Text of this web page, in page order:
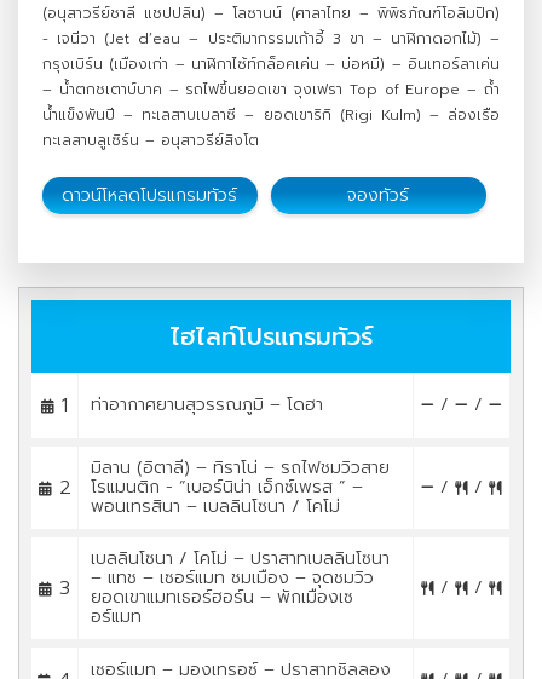
(อนุสาวรีย์ชาลี แชปปลิน) – โลซานน์ (ศาลาไทย – พิพิธภัณฑ์โอลิมปิก)
- เจนีวา (Jet d’eau – ประติมากรรมเก้าอี้ 3 ขา – นาฬิกาดอกไม้) –
กรุงเบิร์น (เมืองเก่า – นาฬิกาไซ้ท์กล็อคเค่น – บ่อหมี) – อินเทอร์ลาเค่น
– น้ำตกชเตาบ์บาค – รถไฟขึ้นยอดเขา จุงเฟรา Top of Europe – ถ้ำ
น้ำแข็งพันปี – ทะเลสาบเบลาซี – ยอดเขาริกิ (Rigi Kulm) – ล่องเรือ
ทะเลสาบลูเซิร์น – อนุสาวรีย์สิงโต
ดาวน์โหลดโปรแกรมทัวร์ จองทัวร์
ไฮไลท์โปรแกรมทัวร์
1 ท่าอากาศยานสุวรรณภูมิ – โดฮา / /
2
มิลาน (อิตาลี) – ทิราโน่ – รถไฟชมวิวสาย
โรแมนติก - “เบอร์นิน่า เอ็กซ์เพรส ” –
พอนเทรสินา – เบลลินโซนา / โคโม่
/ /
3
เบลลินโซนา / โคโม่ – ปราสาทเบลลินโซนา
– แทช – เซอร์แมท ชมเมือง – จุดชมวิว
ยอดเขาแมทเธอร์ฮอร์น – พักเมืองเซ
อร์แมท
/ /
เซอร์แมท – มองเทรอซ์ – ปราสาทชิลลอง